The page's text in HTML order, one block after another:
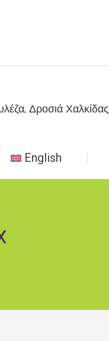
Δροσιά Χαλκίδας
English